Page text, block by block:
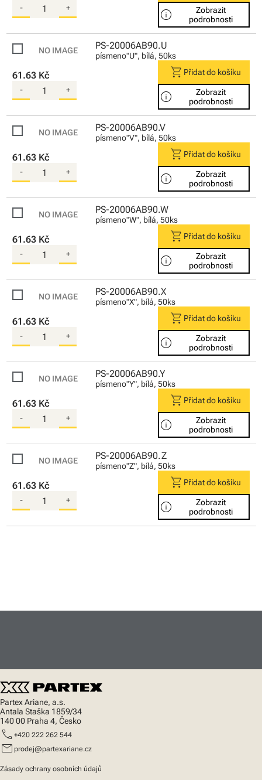
- + info
Zobrazit
podrobnosti
PS-20006AB90.U
písmeno"U", bílá, 50ks
61.63 Kč
- +
shopping_cart Přidat do košíku
info
Zobrazit
podrobnosti
PS-20006AB90.V
písmeno"V", bílá, 50ks
61.63 Kč
- +
shopping_cart Přidat do košíku
info
Zobrazit
podrobnosti
PS-20006AB90.W
písmeno"W", bílá, 50ks
61.63 Kč
- +
shopping_cart Přidat do košíku
info
Zobrazit
podrobnosti
PS-20006AB90.X
písmeno"X", bílá, 50ks
61.63 Kč
- +
shopping_cart Přidat do košíku
info
Zobrazit
podrobnosti
PS-20006AB90.Y
písmeno"Y", bílá, 50ks
61.63 Kč
- +
shopping_cart Přidat do košíku
info
Zobrazit
podrobnosti
PS-20006AB90.Z
písmeno"Z", bílá, 50ks
61.63 Kč
- +
shopping_cart Přidat do košíku
info
Zobrazit
podrobnosti
Partex Ariane, a.s.
Antala Staška 1859/34
140 00 Praha 4, Česko
call +420 222 262 544
mail prodej@partexariane.cz
Zásady ochrany osobních údajů